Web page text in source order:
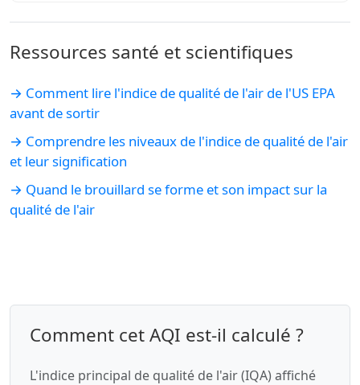
Ressources santé et scientifiques
→ Comment lire l'indice de qualité de l'air de l'US EPA
avant de sortir
→ Comprendre les niveaux de l'indice de qualité de l'air
et leur signification
→ Quand le brouillard se forme et son impact sur la
qualité de l'air
Comment cet AQI est-il calculé ?
L'indice principal de qualité de l'air (IQA) affiché